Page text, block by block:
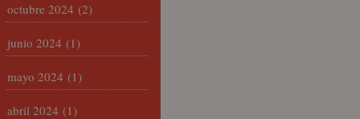
octubre 2024 (2)
junio 2024 (1)
mayo 2024 (1)
abril 2024 (1)